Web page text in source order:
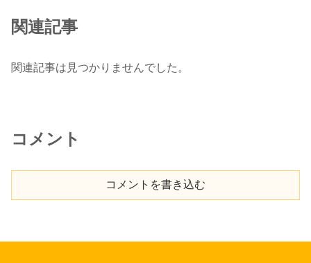
関連記事
関連記事は見つかりませんでした。
コメント
コメントを書き込む